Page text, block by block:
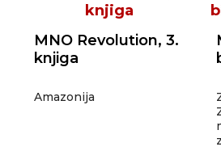
MNO Revolution, 3.
knjiga
Amazonija